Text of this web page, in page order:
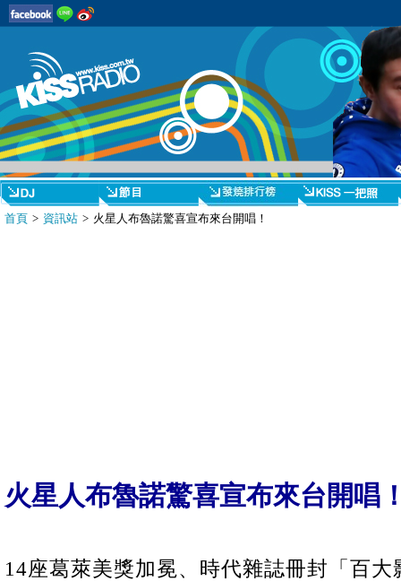
首頁 > 資訊站 > 火星人布魯諾驚喜宣布來台開唱！
火星人布魯諾驚喜宣布來台開唱
14座葛萊美獎加冕、時代雜誌冊封「百